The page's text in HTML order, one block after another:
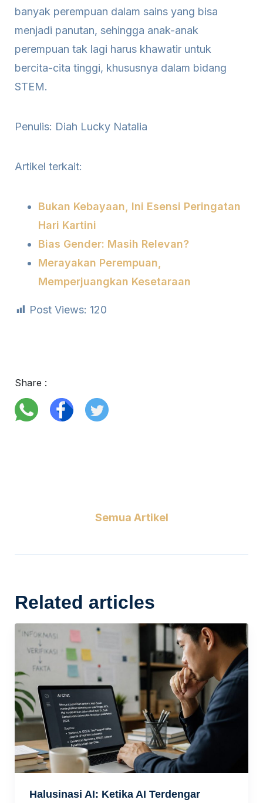
banyak perempuan dalam sains yang bisa
menjadi panutan, sehingga anak-anak
perempuan tak lagi harus khawatir untuk
bercita-cita tinggi, khususnya dalam bidang
STEM.
Penulis: Diah Lucky Natalia
Artikel terkait:
Bukan Kebayaan, Ini Esensi Peringatan
Hari Kartini
Bias Gender: Masih Relevan?
Merayakan Perempuan,
Memperjuangkan Kesetaraan
Post Views: 120
Share :
Semua Artikel
Related articles
Halusinasi AI: Ketika AI Terdengar